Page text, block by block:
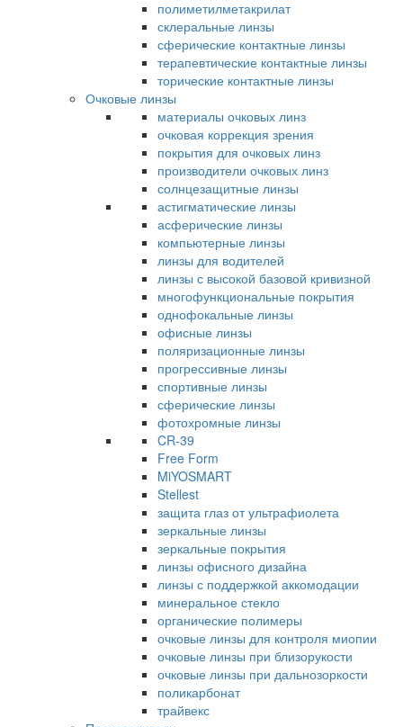
полиметилметакрилат
склеральные линзы
сферические контактные линзы
терапевтические контактные линзы
торические контактные линзы
Очковые линзы
материалы очковых линз
очковая коррекция зрения
покрытия для очковых линз
производители очковых линз
солнцезащитные линзы
астигматические линзы
асферические линзы
компьютерные линзы
линзы для водителей
линзы с высокой базовой кривизной
многофункциональные покрытия
однофокальные линзы
офисные линзы
поляризационные линзы
прогрессивные линзы
спортивные линзы
сферические линзы
фотохромные линзы
CR-39
Free Form
MiYOSMART
Stellest
защита глаз от ультрафиолета
зеркальные линзы
зеркальные покрытия
линзы офисного дизайна
линзы с поддержкой аккомодации
минеральное стекло
органические полимеры
очковые линзы для контроля миопии
очковые линзы при близорукости
очковые линзы при дальнозоркости
поликарбонат
трайвекс